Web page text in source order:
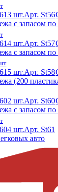
шт.Арт. St56
с запасом
шт.Арт. St57
с запасом
шт.Арт. St58
(200
шт.Арт. St60
с запасом
шт.Арт. St61
авто